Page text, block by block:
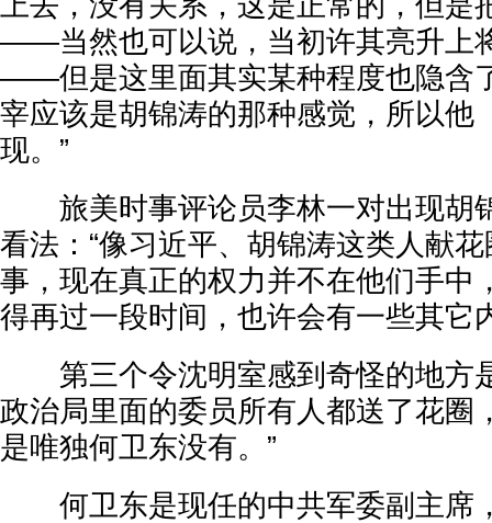
——当然也可以说，当初许其亮升上
——但是这里面其实某种程度也隐含
宰应该是胡锦涛的那种感觉，所以他
现。”
旅美时事评论员李林一对出现胡
看法：“像习近平、胡锦涛这类人献
事，现在真正的权力并不在他们手中
得再过一段时间，也许会有一些其它
第三个令沈明室感到奇怪的地方
政治局里面的委员所有人都送了花圈
是唯独何卫东没有。”
何卫东是现任的中共军委副主席